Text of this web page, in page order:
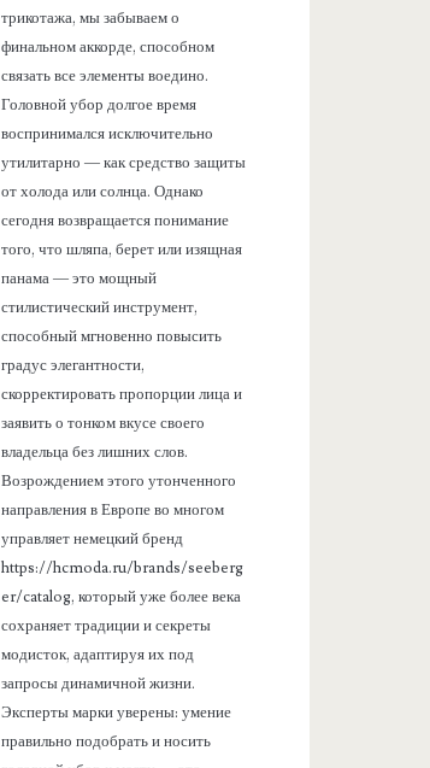
трикотажа, мы забываем о
финальном аккорде, способном
связать все элементы воедино.
Головной убор долгое время
воспринимался исключительно
утилитарно — как средство защиты
от холода или солнца. Однако
сегодня возвращается понимание
того, что шляпа, берет или изящная
панама — это мощный
стилистический инструмент,
способный мгновенно повысить
градус элегантности,
скорректировать пропорции лица и
заявить о тонком вкусе своего
владельца без лишних слов.
Возрождением этого утонченного
направления в Европе во многом
управляет немецкий бренд
https://hcmoda.ru/brands/seeberg
er/catalog, который уже более века
сохраняет традиции и секреты
модисток, адаптируя их под
запросы динамичной жизни.
Эксперты марки уверены: умение
правильно подобрать и носить